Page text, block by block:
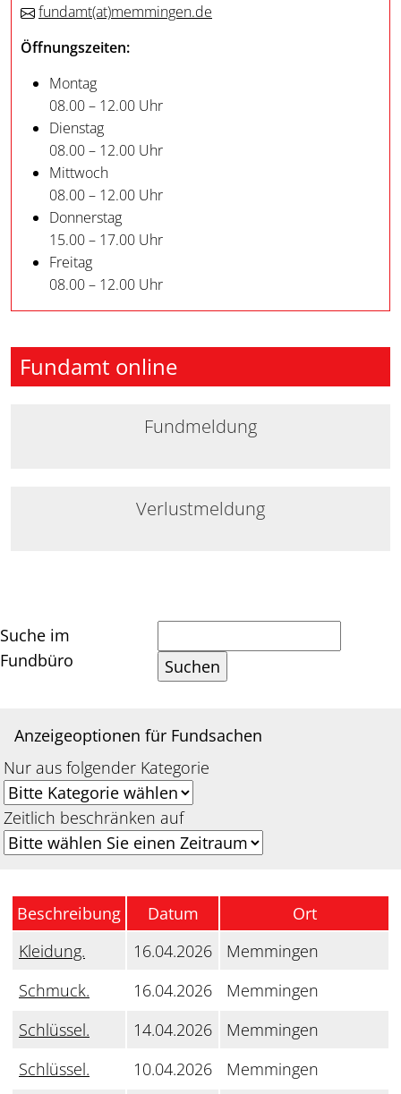
fundamt(at)memmingen.de
Öffnungszeiten:
Montag
08.00 – 12.00 Uhr
Dienstag
08.00 – 12.00 Uhr
Mittwoch
08.00 – 12.00 Uhr
Donnerstag
15.00 – 17.00 Uhr
Freitag
08.00 – 12.00 Uhr
Fundamt online
Fundmeldung
Verlustmeldung
Suche im
Fundbüro
Anzeigeoptionen für Fundsachen
Nur aus folgender Kategorie
Zeitlich beschränken auf
Beschreibung Datum
Ort
Kleidung.
16.04.2026
Memmingen
Schmuck.
16.04.2026
Memmingen
Schlüssel.
14.04.2026
Memmingen
Schlüssel.
10.04.2026 Memmingen